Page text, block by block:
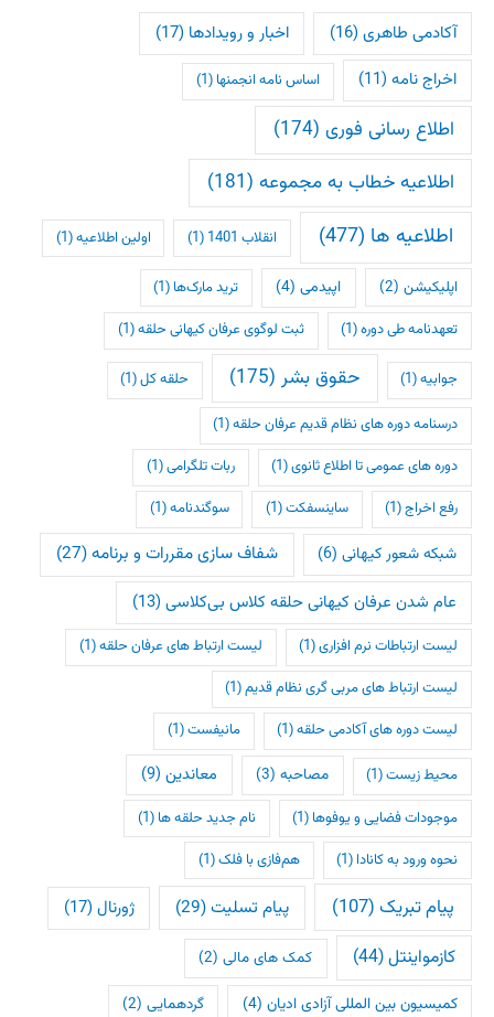
آکادمی طاهری(16) اخبار و رویدادها (17)
اخراج نامه (11) اساس نامه انجمنها (1)
اطلاع رسانی فوری (174)
اطلاعیه خطاب به مجموعه (181)
اطلاعیه ها (477) انقلاب 1401 (1) اولین اطلاعیه(1)
اپلیکیشن (2) اپیدمی(4) ترید مارک‌ها (1)
تعهدنامه طی دوره(1) ثبت لوگوی عرفان کیهانی حلقه(1)
جوابیه(1) حقوق بشر (175) حلقه کل(1)
درسنامه دوره های نظام قدیم عرفان حلقه(1)
دوره های عمومی تا اطلاع ثانوی(1) ربات تلگرامی(1)
رفع اخراج(1) ساینسفکت(1) سوگندنامه(1)
شبکه شعور کیهانی(6) شفاف سازی مقررات و برنامه(27)
عام شدن عرفان کیهانی حلقه کلاس بی‌کلاسی (13)
لیست ارتباطات نرم افزاری(1) لیست ارتباط های عرفان حلقه(1)
لیست ارتباط های مربی گری نظام قدیم(1)
لیست دوره های آکادمی حلقه(1) مانیفست(1)
محیط زیست(1) مصاحبه(3) معاندین(9)
موجودات فضایی و یوفوها (1) نام جدید حلقه ها (1)
نحوه ورود به کانادا (1) هم‌فازی با فلک(1)
پیام تبریک(107) پیام تسلیت(29) ژورنال(17)
کازمواینتل(44) کمک های مالی(2)
کمیسیون بین المللی آزادی ادیان (4) گردهمایی(2)